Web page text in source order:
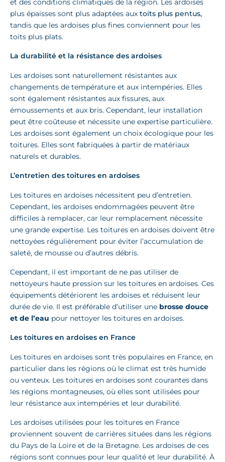
et des conditions climatiques de la région. Les ardoises
plus épaisses sont plus adaptées aux toits plus pentus,
tandis que les ardoises plus fines conviennent pour les
toits plus plats.
La durabilité et la résistance des ardoises
Les ardoises sont naturellement résistantes aux
changements de température et aux intempéries. Elles
sont également résistantes aux fissures, aux
émoussements et aux bris. Cependant, leur installation
peut être coûteuse et nécessite une expertise particulière.
Les ardoises sont également un choix écologique pour les
toitures. Elles sont fabriquées à partir de matériaux
naturels et durables.
L’entretien des toitures en ardoises
Les toitures en ardoises nécessitent peu d’entretien.
Cependant, les ardoises endommagées peuvent être
difficiles à remplacer, car leur remplacement nécessite
une grande expertise. Les toitures en ardoises doivent être
nettoyées régulièrement pour éviter l’accumulation de
saleté, de mousse ou d’autres débris.
Cependant, il est important de ne pas utiliser de
nettoyeurs haute pression sur les toitures en ardoises. Ces
équipements détériorent les ardoises et réduisent leur
durée de vie. Il est préférable d’utiliser une brosse douce
et de l’eau pour nettoyer les toitures en ardoises.
Les toitures en ardoises en France
Les toitures en ardoises sont très populaires en France, en
particulier dans les régions où le climat est très humide
ou venteux. Les toitures en ardoises sont courantes dans
les régions montagneuses, où elles sont utilisées pour
leur résistance aux intempéries et leur durabilité.
Les ardoises utilisées pour les toitures en France
proviennent souvent de carrières situées dans les régions
du Pays de la Loire et de la Bretagne. Les ardoises de ces
régions sont connues pour leur qualité et leur durabilité. À